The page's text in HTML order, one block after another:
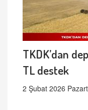
TKDK’dan
TL destek
2 Şubat 2026